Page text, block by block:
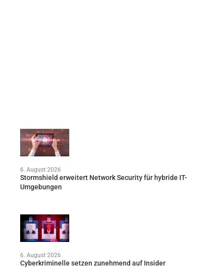
6. August 2026
Stormshield erweitert Network Security für hybride IT-
Umgebungen
6. August 2026
Cyberkriminelle setzen zunehmend auf Insider